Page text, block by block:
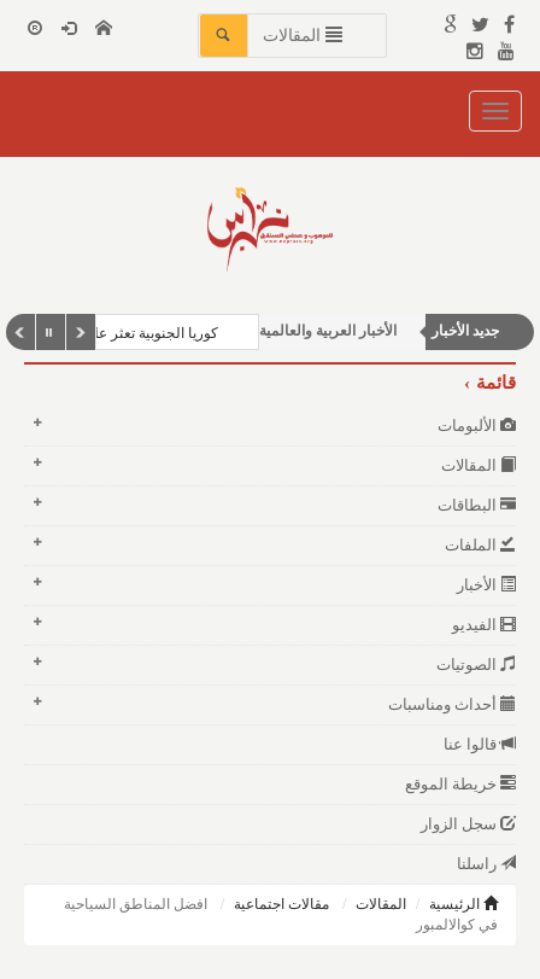
المقالات
Toggle
navigation
جديد الأخبار الأخبار العربية والعالمية
منوعات وغرائب
كوريا الجنوبية تعثر على 12 لغماً جرفتها السيول من جارتها الشمالية
قائمة
الألبومات
المقالات
البطاقات
الملفات
الأخبار
الفيديو
الصوتيات
أحداث ومناسبات
قالوا عنا
خريطة الموقع
سجل الزوار
راسلنا
الرئيسية المقالات مقالات اجتماعية
افضل المناطق السياحية
في كوالالمبور